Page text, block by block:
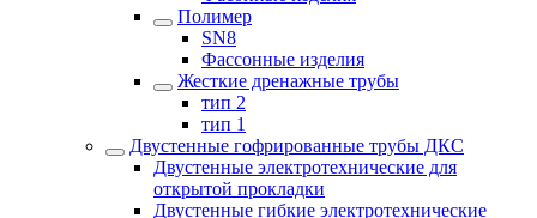
Полимер
SN8
Фассонные изделия
Жесткие дренажные трубы
тип 2
тип 1
Двустенные гофрированные трубы ДКС
Двустенные электротехнические для
открытой прокладки
Двустенные гибкие электротехнические